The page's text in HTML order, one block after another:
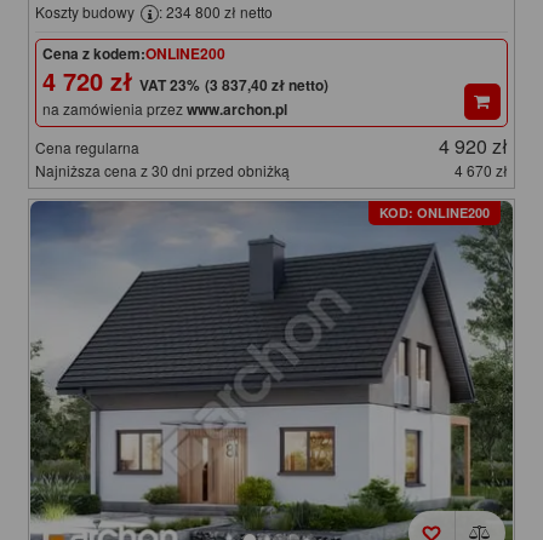
Koszty budowy
: 234 800 zł netto
Cena z kodem:ONLINE200
4 720 zł (3 837,40 zł netto)
na zamówienia przezwww.archon.pl
Cena regularna 4 920 zł
Najniższa cena z 30 dni przed obniżką 4 670 zł
KOD: ONLINE200